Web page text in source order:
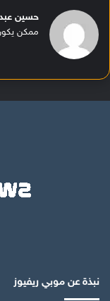
حسين عبد
ممكن
نبذة عن موبي ريفيوز